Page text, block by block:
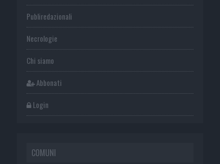
Publiredazionali
Necrologie
Chi siamo
Abbonati
Login
COMUNI